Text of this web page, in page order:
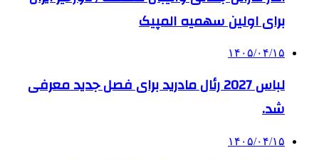
برای اولین سهمیه المپیک
۱۴۰۵/۰۴/۱۵
لباس 2027 رئال مادرید برای فصل جدید معرفی
شد.
۱۴۰۵/۰۴/۱۵